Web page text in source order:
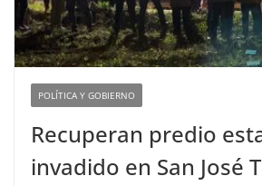
POLÍTICA Y GOBIERNO
Recuperan predio
invadido en San José